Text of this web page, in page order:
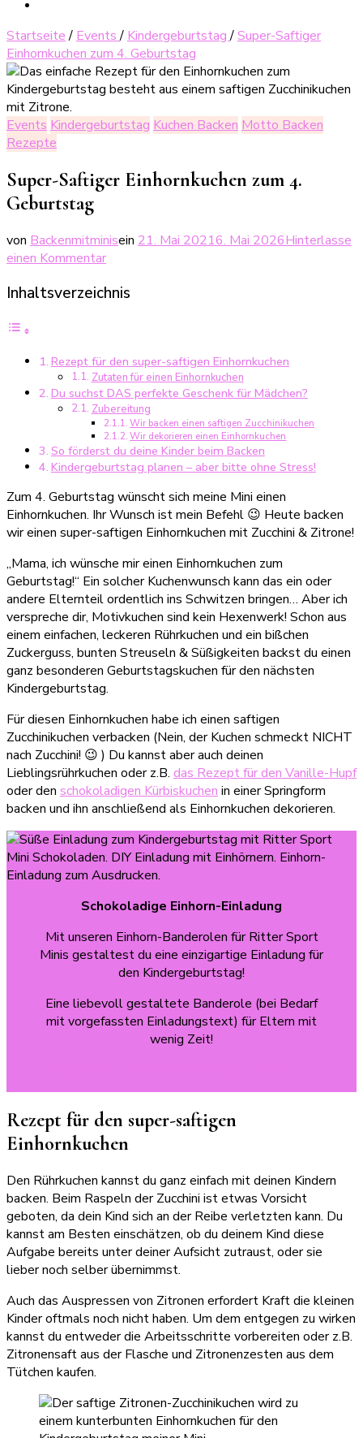
Startseite / Events/ Kindergeburtstag/Super-Saftiger
Einhornkuchen zum 4. Geburtstag
Events Kindergeburtstag Kuchen Backen Motto Backen
Rezepte
Super-Saftiger Einhornkuchen zum 4.
Geburtstag
von Backenmitminisein 21. Mai 20216. Mai 2026Hinterlasse
einen Kommentarzu
Saftiger
Geburtstag
Inhaltsverzeichnis
Rezept für den super-saftigen Einhornkuchen
Zutaten für einen Einhornkuchen
Du suchst DAS perfekte Geschenk für Mädchen?
Zubereitung
Wir backen einen saftigen Zucchinikuchen
Wir dekorieren einen Einhornkuchen
So förderst du deine Kinder beim Backen
Kindergeburtstag planen – aber bitte ohne Stress!
Zum 4. Geburtstag wünscht sich meine Mini einen
Einhornkuchen. Ihr Wunsch ist mein Befehl 😉 Heute backen
wir einen super-saftigen Einhornkuchen mit Zucchini & Zitrone!
„Mama, ich wünsche mir einen Einhornkuchen zum
Geburtstag!“ Ein solcher Kuchenwunsch kann das ein oder
andere Elternteil ordentlich ins Schwitzen bringen… Aber ich
verspreche dir, Motivkuchen sind kein Hexenwerk! Schon aus
einem einfachen, leckeren Rührkuchen und ein bißchen
Zuckerguss, bunten Streuseln & Süßigkeiten backst du einen
ganz besonderen Geburtstagskuchen für den nächsten
Kindergeburtstag.
Für diesen Einhornkuchen habe ich einen saftigen
Zucchinikuchen verbacken (Nein, der Kuchen schmeckt NICHT
nach Zucchini! 😉 ) Du kannst aber auch deinen
Lieblingsrührkuchen oder z.B. das Rezept für den Vanille-Hupf
oder den schokoladigen Kürbiskuchen in einer Springform
backen und ihn anschließend als Einhornkuchen dekorieren.
Schokoladige Einhorn-Einladung
Mit unseren Einhorn-Banderolen für Ritter Sport
Minis gestaltest du eine einzigartige Einladung für
den Kindergeburtstag!
Eine liebevoll gestaltete Banderole (bei Bedarf
mit vorgefassten Einladungstext) für Eltern mit
wenig Zeit!
Rezept für den super-saftigen
Einhornkuchen
Den Rührkuchen kannst du ganz einfach mit deinen Kindern
backen. Beim Raspeln der Zucchini ist etwas Vorsicht
geboten, da dein Kind sich an der Reibe verletzten kann. Du
kannst am Besten einschätzen, ob du deinem Kind diese
Aufgabe bereits unter deiner Aufsicht zutraust, oder sie
lieber noch selber übernimmst.
Auch das Auspressen von Zitronen erfordert Kraft die kleinen
Kinder oftmals noch nicht haben. Um dem entgegen zu wirken
kannst du entweder die Arbeitsschritte vorbereiten oder z.B.
Zitronensaft aus der Flasche und Zitronenzesten aus dem
Tütchen kaufen.